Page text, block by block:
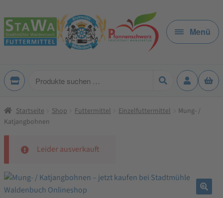
Zur
Navigation
springen
Zum
Inhalt
springen
Menü
Produkte
Startseite Shop Futtermittel Einzelfuttermittel
Mung- /
Katjangbohnen
Leider ausverkauft